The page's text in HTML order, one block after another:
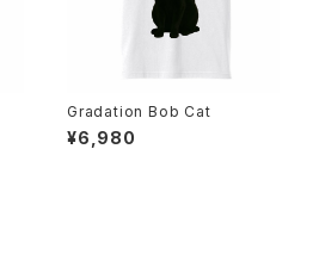
Gradation Bob Cat
¥6,980